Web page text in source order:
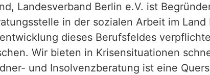
Landesverband Berlin e.V. ist
in der sozialen Arbeit im Land
dieses Berufsfeldes
Wir bieten in Krisensituationen
und Insolvenzberatung ist eine